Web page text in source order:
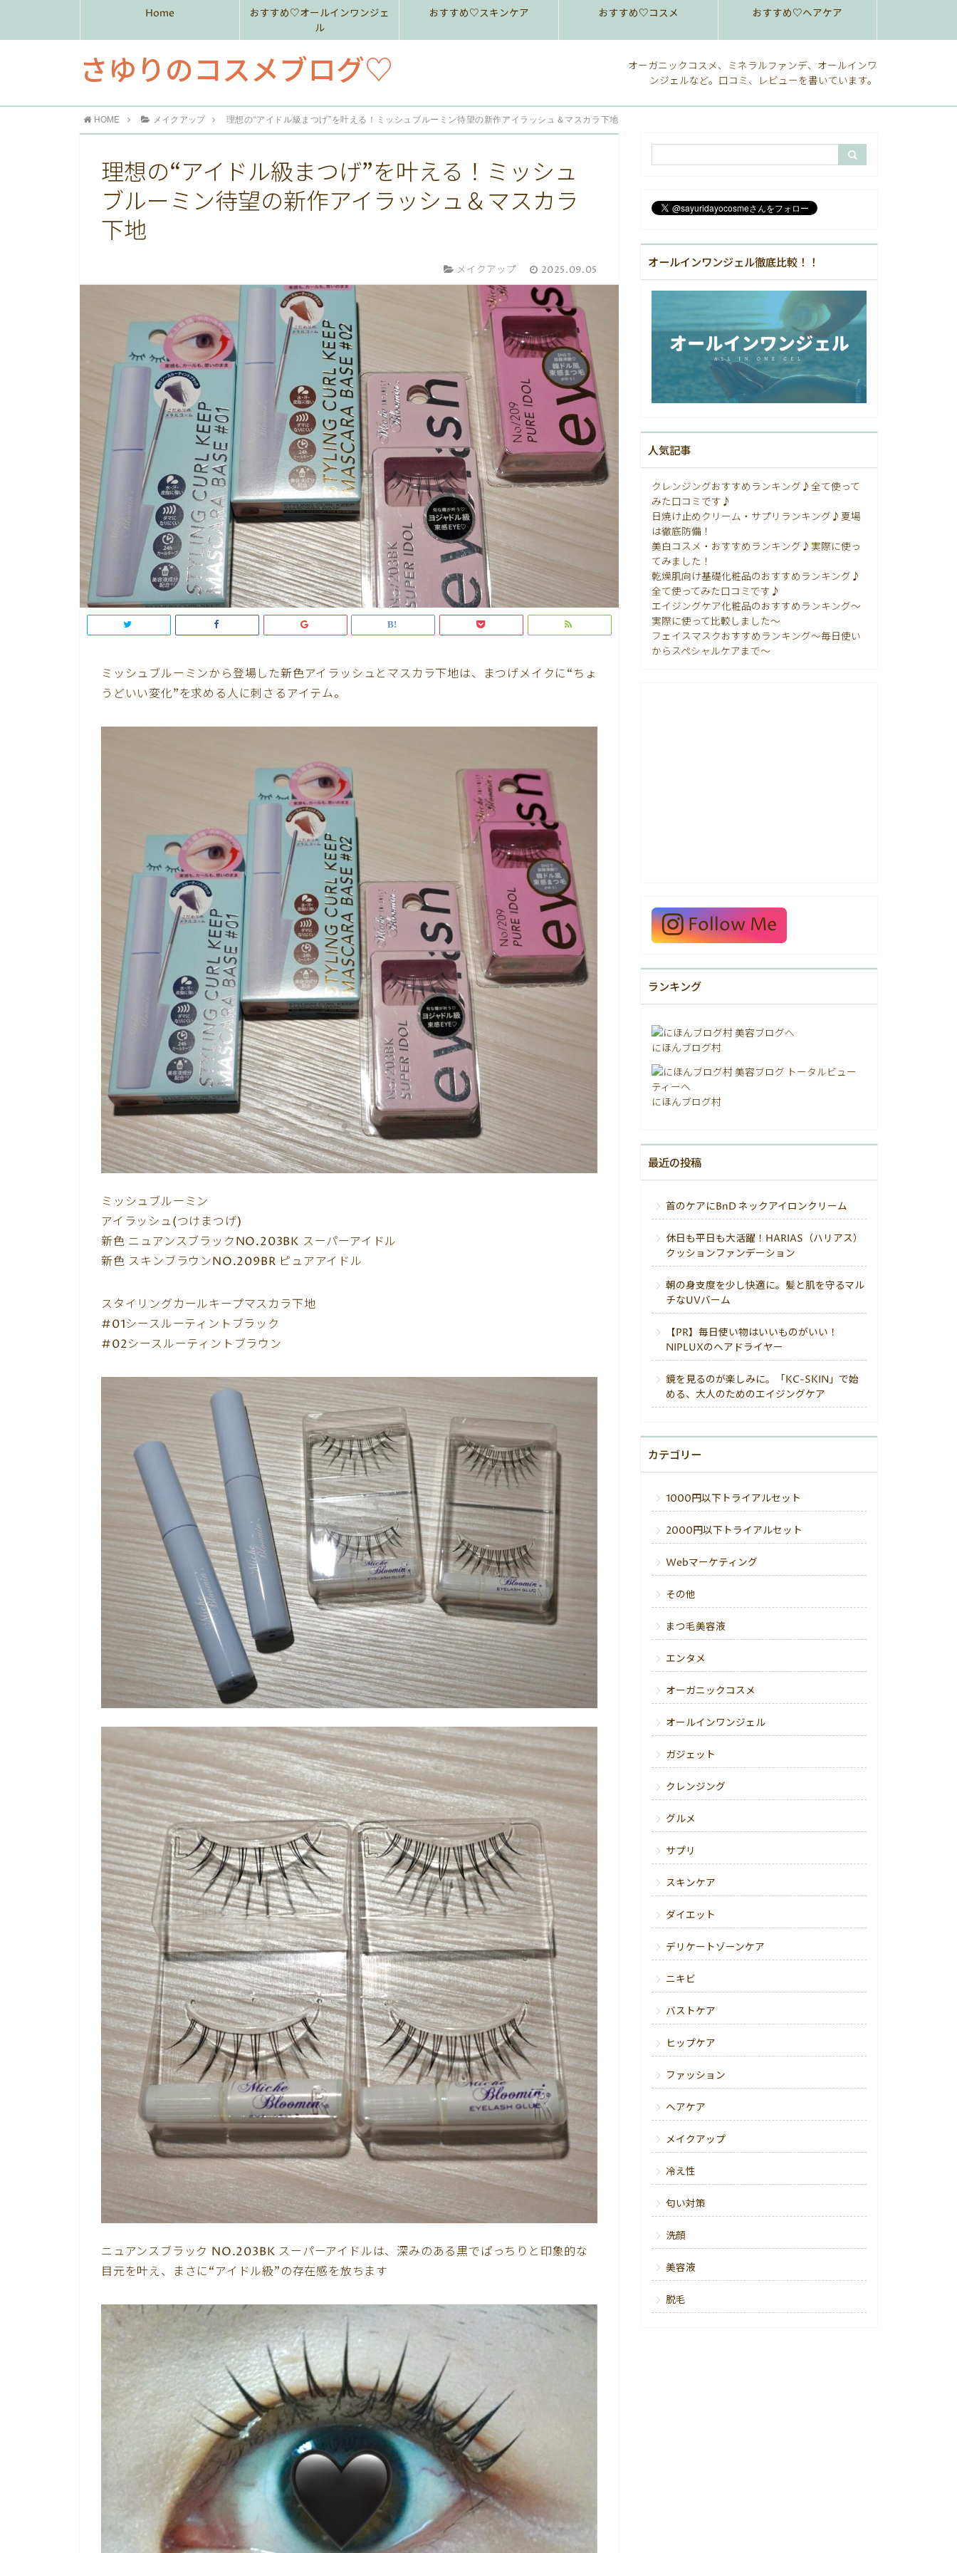
Home
おすすめ♡オールインワンジェ
ル
おすすめ♡スキンケア おすすめ♡コスメ おすすめ♡ヘアケア
さゆりのコスメブログ♡
オーガニックコスメ、ミネラルファンデ、オールインワ
ンジェルなど。口コミ、レビューを書いています。
HOME メイクアップ 理想の“アイドル級まつげ”を叶える！ミッシュブルーミン待望の新作アイラッシュ＆マスカラ下地
理想の“アイドル級まつげ”を叶える！ミッシュ
ブルーミン待望の新作アイラッシュ＆マスカラ
下地
メイクアップ 2025.09.05
ミッシュブルーミンから登場した新色アイラッシュとマスカラ下地は、まつげメイクに“ちょ
うどいい変化”を求める人に刺さるアイテム。
ミッシュブルーミン
アイラッシュ(つけまつげ)
新色 ニュアンスブラックNO.203BK スーパーアイドル
新色 スキンブラウンNO.209BR ピュアアイドル
スタイリングカールキープマスカラ下地
#01シースルーティントブラック
#02シースルーティントブラウン
ニュアンスブラック NO.203BK スーパーアイドルは、深みのある黒でぱっちりと印象的な
目元を叶え、まさに“アイドル級”の存在感を放ちます
オールインワンジェル徹底比較！！
人気記事
クレンジングおすすめランキング♪全て使って
みた口コミです♪
日焼け止めクリーム・サプリランキング♪夏場
は徹底防備！
美白コスメ・おすすめランキング♪実際に使っ
てみました！
乾燥肌向け基礎化粧品のおすすめランキング♪
全て使ってみた口コミです♪
エイジングケア化粧品のおすすめランキング〜
実際に使って比較しました〜
フェイスマスクおすすめランキング〜毎日使い
からスペシャルケアまで〜
Follow Me
ランキング
にほんブログ村
にほんブログ村
最近の投稿
首のケアにBnD ネックアイロンクリーム
休日も平日も大活躍！HARIAS（ハリアス）
クッションファンデーション
朝の身支度を少し快適に。髪と肌を守るマル
チなUVバーム
【PR】毎日使い物はいいものがいい！
NIPLUXのヘアドライヤー
鏡を見るのが楽しみに。「KC-SKIN」で始
める、大人のためのエイジングケア
カテゴリー
1000円以下トライアルセット
2000円以下トライアルセット
Webマーケティング
その他
まつ毛美容液
エンタメ
オーガニックコスメ
オールインワンジェル
ガジェット
クレンジング
グルメ
サプリ
スキンケア
ダイエット
デリケートゾーンケア
ニキビ
バストケア
ヒップケア
ファッション
ヘアケア
メイクアップ
冷え性
匂い対策
洗顔
美容液
脱毛